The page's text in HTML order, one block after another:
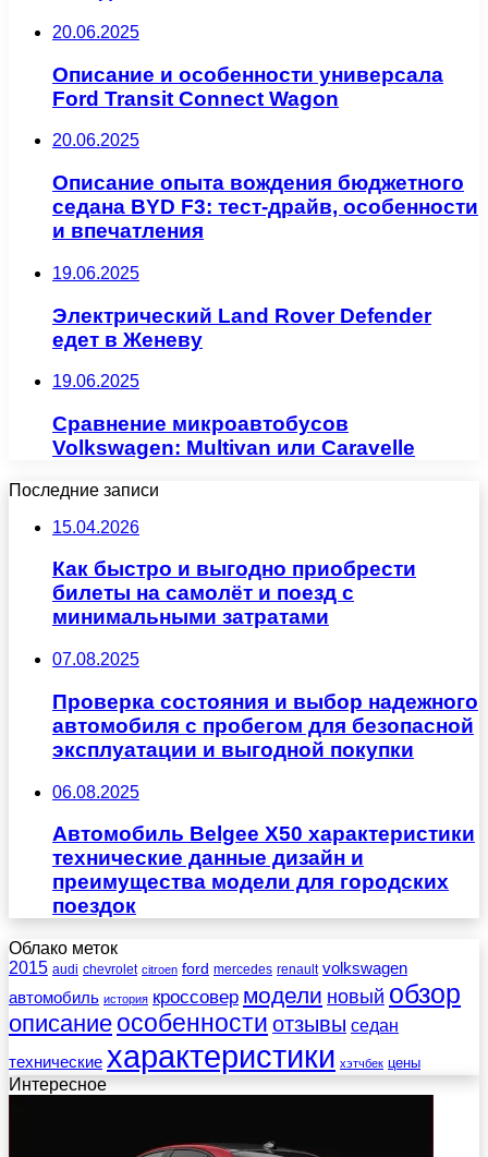
20.06.2025
Описание и особенности универсала
Ford Transit Connect Wagon
20.06.2025
Описание опыта вождения бюджетного
седана BYD F3: тест-драйв, особенности
и впечатления
19.06.2025
Электрический Land Rover Defender
едет в Женеву
19.06.2025
Сравнение микроавтобусов
Volkswagen: Multivan или Caravelle
Последние записи
15.04.2026
Как быстро и выгодно приобрести
билеты на самолёт и поезд с
минимальными затратами
07.08.2025
Проверка состояния и выбор надежного
автомобиля с пробегом для безопасной
эксплуатации и выгодной покупки
06.08.2025
Автомобиль Belgee X50 характеристики
технические данные дизайн и
преимущества модели для городских
поездок
Облако меток
2015 audi chevrolet citroen ford mercedes renault volkswagen
автомобиль история кроссовер модели новый обзор
описание особенности отзывы седан
технические характеристики хэтчбек цены
Интересное